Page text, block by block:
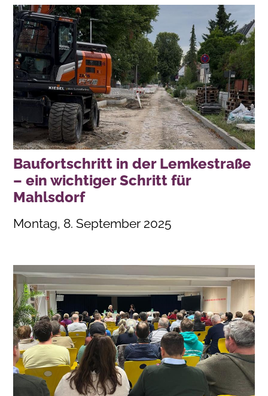
Baufortschritt in der Lemkestraße
– ein wichtiger Schritt für
Mahlsdorf
Montag, 8. September 2025